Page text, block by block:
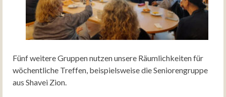
Fünf weitere Gruppen nutzen unsere Räumlichkeiten für
wöchentliche Treffen, beispielsweise die Seniorengruppe
aus Shavei Zion.